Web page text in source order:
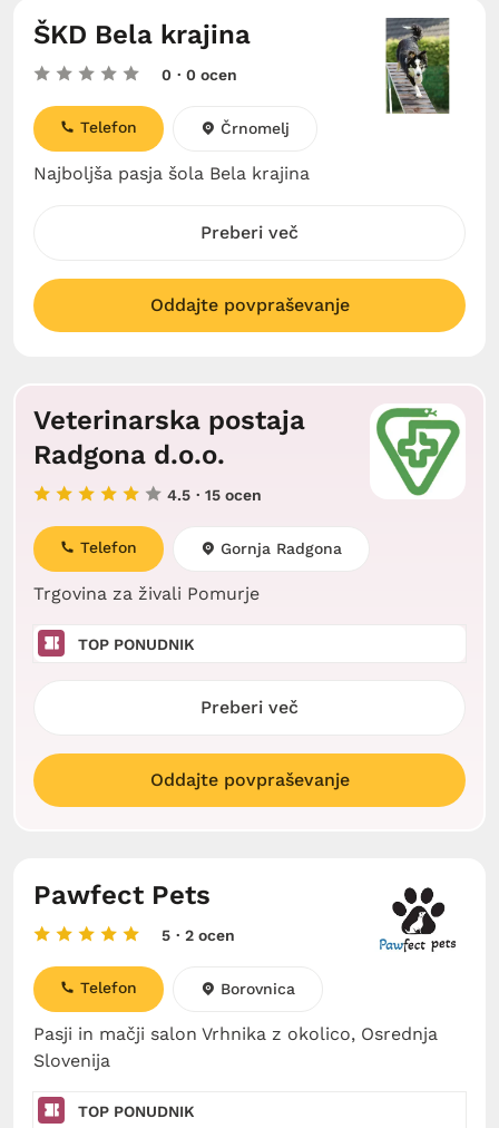
ŠKD Bela krajina
0 · 0 ocen
Najboljša pasja šola Bela krajina
Telefon Črnomelj
Preberi več
Oddajte povpraševanje
Veterinarska postaja
Radgona d.o.o.
4.5 · 15 ocen
Trgovina za živali Pomurje
Telefon Gornja Radgona
TOP PONUDNIK
Preberi več
Oddajte povpraševanje
Pawfect Pets
5 · 2 ocen
Pasji in mačji salon Vrhnika z okolico, Osrednja
Slovenija
Telefon Borovnica
TOP PONUDNIK